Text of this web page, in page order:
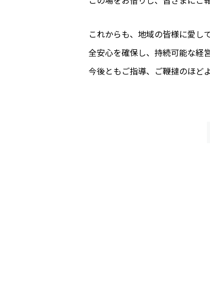
これからも、地域の皆様に愛し
全安心を確保し、持続可能な経
今後ともご指導、ご鞭撻のほど